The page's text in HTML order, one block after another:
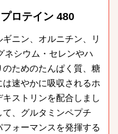
ロテイン 480
ニン、オルニチン、リ
ネシウム・セレンやハ
ためのたんぱく質、糖
速やかに吸収されるホ
ストリンを配合しまし
、グルタミンペプチ
ォーマンスを発揮する